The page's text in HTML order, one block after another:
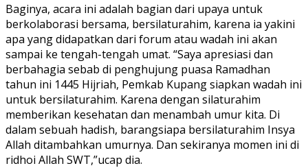
Baginya, acara ini adalah bagian dari upaya untuk
berkolaborasi bersama, bersilaturahim, karena ia yakini
apa yang didapatkan dari forum atau wadah ini akan
sampai ke tengah-tengah umat. “Saya apresiasi dan
berbahagia sebab di penghujung puasa Ramadhan
tahun ini 1445 Hijriah, Pemkab Kupang siapkan wadah ini
untuk bersilaturahim. Karena dengan silaturahim
memberikan kesehatan dan menambah umur kita. Di
dalam sebuah hadish, barangsiapa bersilaturahim Insya
Allah ditambahkan umurnya. Dan sekiranya momen ini di
ridhoi Allah SWT,”ucap dia.